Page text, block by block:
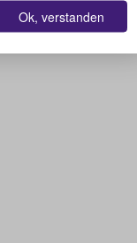
Ok, verstanden